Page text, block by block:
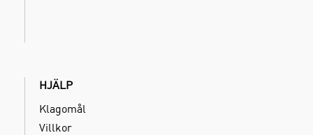
HJÄLP
Klagomål
Villkor